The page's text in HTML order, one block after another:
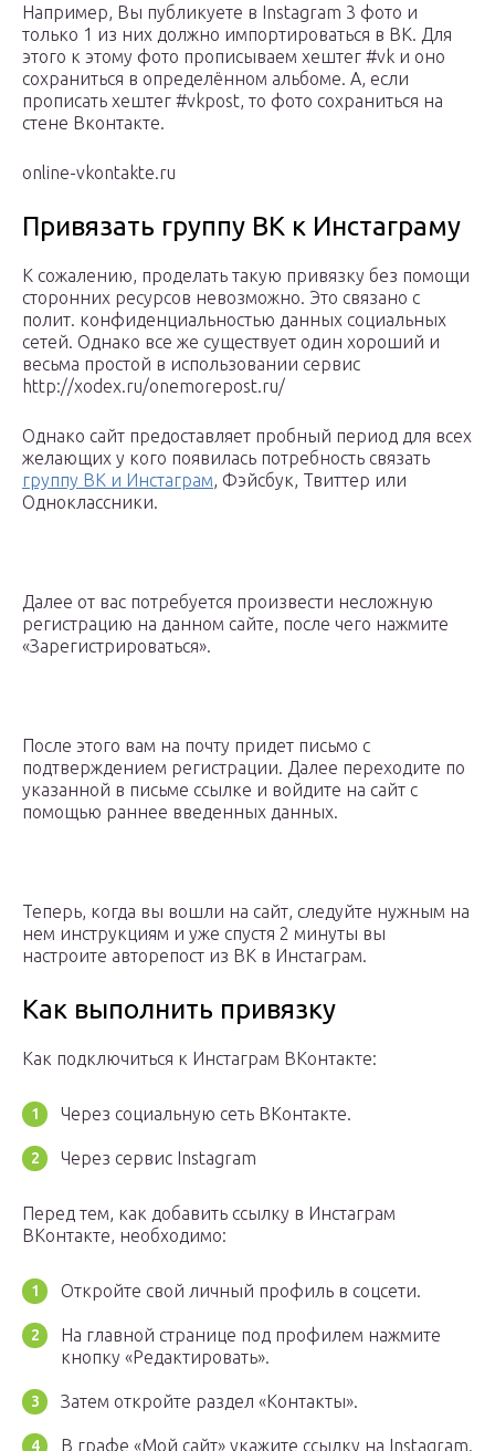
Например, Вы публикуете в Instagram 3 фото и
только 1 из них должно импортироваться в ВК. Для
этого к этому фото прописываем хештег #vk и оно
сохраниться в определённом альбоме. А, если
прописать хештег #vkpost, то фото сохраниться на
стене Вконтакте.
online-vkontakte.ru
Привязать группу ВК к Инстаграму
К сожалению, проделать такую привязку без помощи
сторонних ресурсов невозможно. Это связано с
полит. конфиденциальностью данных социальных
сетей. Однако все же существует один хороший и
весьма простой в использовании сервис
http://xodex.ru/onemorepost.ru/
Однако сайт предоставляет пробный период для всех
желающих у кого появилась потребность связать
группу ВК и Инстаграм, Фэйсбук, Твиттер или
Одноклассники.
Далее от вас потребуется произвести несложную
регистрацию на данном сайте, после чего нажмите
«Зарегистрироваться».
После этого вам на почту придет письмо с
подтверждением регистрации. Далее переходите по
указанной в письме ссылке и войдите на сайт с
помощью раннее введенных данных.
Теперь, когда вы вошли на сайт, следуйте нужным на
нем инструкциям и уже спустя 2 минуты вы
настроите авторепост из ВК в Инстаграм.
Как выполнить привязку
Как подключиться к Инстаграм ВКонтакте:
Через социальную сеть ВКонтакте.
Через сервис Instagram
Перед тем, как добавить ссылку в Инстаграм
ВКонтакте, необходимо:
Откройте свой личный профиль в соцсети.
На главной странице под профилем нажмите
кнопку «Редактировать».
Затем откройте раздел «Контакты».
В графе «Мой сайт» укажите ссылку на Instagram.